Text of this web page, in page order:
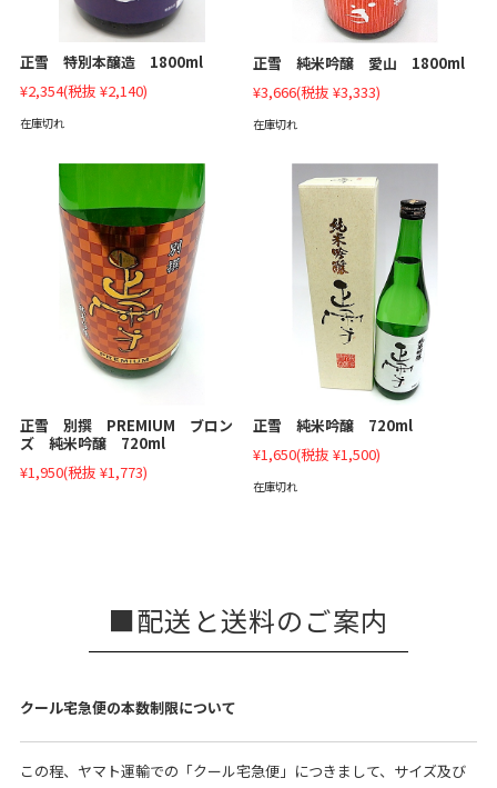
正雪 特別本醸造 1800ml
¥2,354(税抜 ¥2,140)
在庫切れ
正雪 純米吟醸 愛山 1800ml
¥3,666(税抜 ¥3,333)
在庫切れ
正雪 別撰 PREMIUM ブロン
ズ 純米吟醸 720ml
¥1,950(税抜 ¥1,773)
正雪 純米吟醸 720ml
¥1,650(税抜 ¥1,500)
在庫切れ
配送と送料のご案内
クール宅急便の本数制限について
この程、ヤマト運輸での「クール宅急便」につきまして、サイズ及び